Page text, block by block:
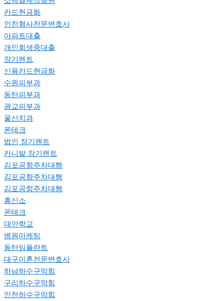
카드현금화
인천형사전문변호사
아파트대출
개인회생중대출
장기렌트
신용카드현금화
수원피부과
동탄피부과
광교피부과
울산치과
폰테크
법인 장기렌트
카니발 장기렌트
김포공항주차대행
김포공항주차대행
김포공항주차대행
흥신소
폰테크
대안학교
병원마케팅
동탄임플란트
대구이혼전문변호사
하남하수구막힘
구리하수구막힘
인천하수구막힘